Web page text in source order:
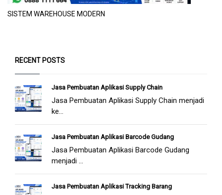
SISTEM WAREHOUSE MODERN
RECENT POSTS
Jasa Pembuatan Aplikasi Supply Chain
Jasa Pembuatan Aplikasi Supply Chain menjadi
ke...
Jasa Pembuatan Aplikasi Barcode Gudang
Jasa Pembuatan Aplikasi Barcode Gudang
menjadi ...
Jasa Pembuatan Aplikasi Tracking Barang